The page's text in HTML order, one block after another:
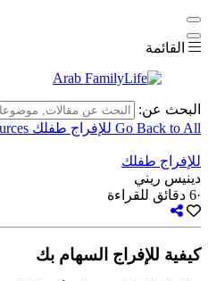
القائمة
البحث عن:
Go Back to All للإفراج طفلك Resources
للإفراج طفلك
دينيس ريني
·6 دقائق للقراءة
كيفية للإفراج السهام بك